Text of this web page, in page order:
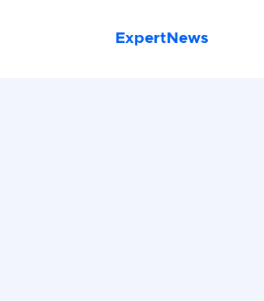
ExpertNews